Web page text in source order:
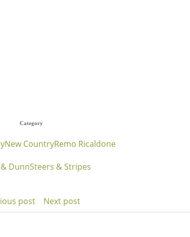
Category
New CountryRemo Ricaldone
DunnSteers & Stripes
post
Post
Next post